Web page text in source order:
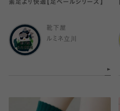
素足より快適【足ベールシリーズ】
靴下屋
ルミネ立川